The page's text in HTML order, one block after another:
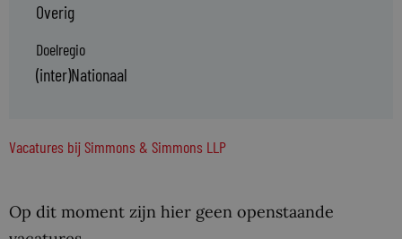
Overig
Doelregio
(inter)Nationaal
Vacatures bij Simmons & Simmons LLP
Op dit moment zijn hier geen openstaande